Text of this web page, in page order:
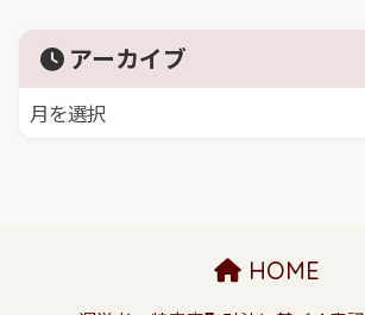
アーカイブ
HOME